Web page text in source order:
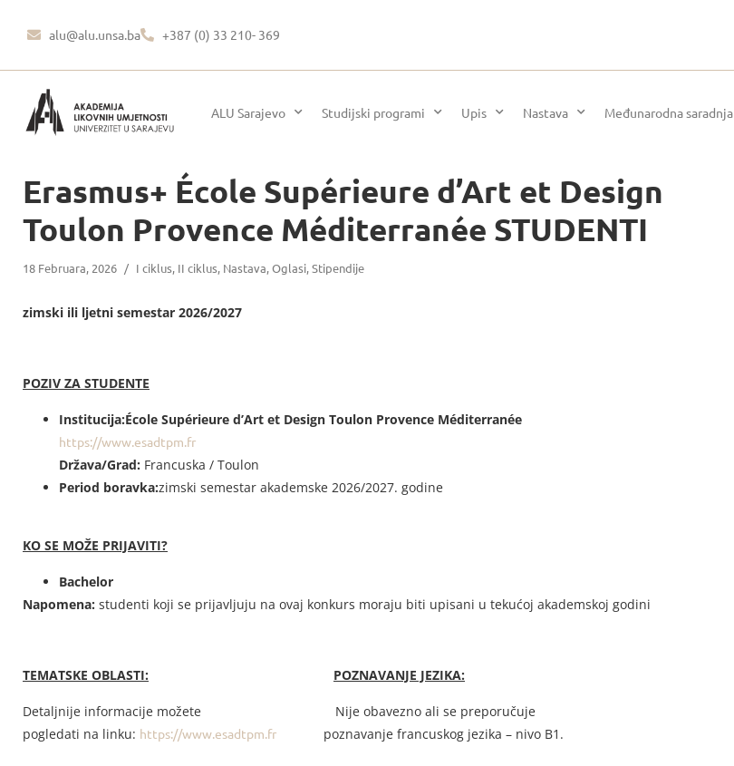
alu@alu.unsa.ba +387 (0) 33 210- 369
ALU Sarajevo Studijski programi Upis Nastava Međunarodna saradnja
Erasmus+ École Supérieure d’Art et Design
Toulon Provence Méditerranée STUDENTI
18 Februara, 2026 / I ciklus, II ciklus, Nastava,Oglasi,Stipendije
zimski ili ljetni semestar 2026/2027
POZIV ZA STUDENTE
Institucija:École Supérieure d’Art et Design Toulon Provence Méditerranée
https://www.esadtpm.fr
Država/Grad: Francuska / Toulon
Period boravka:zimski semestar akademske 2026/2027. godine
KO SE MOŽE PRIJAVITI?
Bachelor
Napomena: studenti koji se prijavljuju na ovaj konkurs moraju biti upisani u tekućoj akademskoj godini
TEMATSKE OBLASTI: POZNAVANJE JEZIKA:
Detaljnije informacije možete Nije obavezno ali se preporučuje
pogledati na linku: https://www.esadtpm.fr poznavanje francuskog jezika – nivo B1.